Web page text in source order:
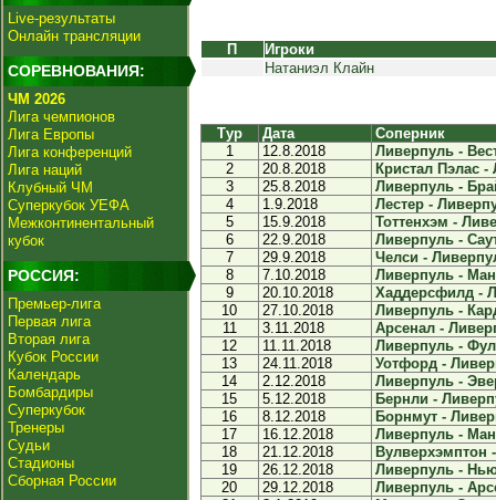
Live-результаты
Онлайн трансляции
СОРЕВНОВАНИЯ:
ЧМ 2026
Лига чемпионов
Лига Европы
Лига конференций
Лига наций
Клубный ЧМ
Суперкубок УЕФА
Межконтинентальный
кубок
РОССИЯ:
Премьер-лига
Первая лига
Вторая лига
Кубок России
Календарь
Бомбардиры
Суперкубок
Тренеры
Судьи
Стадионы
Сборная России
П
Игроки
Натаниэл Клайн
Тур Дата
Соперник
1
12.8.2018
Ливерпуль -
2
20.8.2018
Кристал Пэлас
3
25.8.2018
Ливерпуль -
4
1.9.2018
Лестер -
5
15.9.2018
Тоттенхэм -
6
22.9.2018
Ливерпуль -
7
29.9.2018
Челси -
8
7.10.2018
Ливерпуль -
9
20.10.2018
Хаддерсфилд -
10
27.10.2018
Ливерпуль -
11
3.11.2018
Арсенал -
12
11.11.2018
Ливерпуль -
13
24.11.2018
Уотфорд -
14
2.12.2018
Ливерпуль -
15
5.12.2018
Бернли -
16
8.12.2018
Борнмут -
17
16.12.2018
Ливерпуль -
18
21.12.2018
Вулверхэмптон
19
26.12.2018
Ливерпуль -
20
29.12.2018
Ливерпуль -